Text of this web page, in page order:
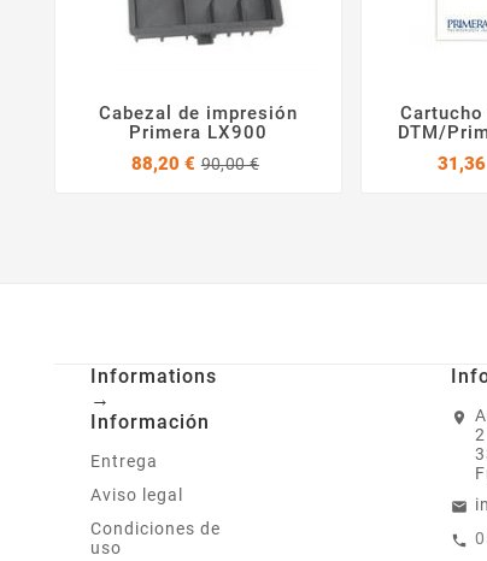
 
Cabezal de impresión
Primera LX900
88,20 € 90,00 €
DTM/
Informations
→
Información
Entrega
Aviso legal
Condiciones de
uso